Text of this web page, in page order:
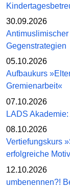
30.09.2026
Gegenstrategien
05.10.2026
Aufbaukurs
Gremienarbeit«
07.10.2026
LADS
08.10.2026
Vertiefungskurs
erfolgreiche
12.10.2026
umbenennen?!